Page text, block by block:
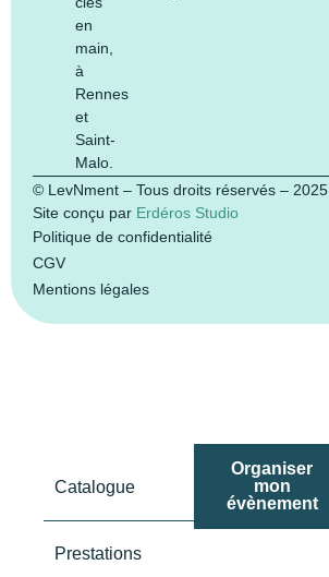
en
main,
à
Rennes
et
Saint-
Malo.
© LevNment – Tous droits réservés – 2025
Site conçu par Erdéros Studio
Politique de confidentialité
CGV
Mentions légales
Catalogue
Prestations
Organiser
mon
évènement